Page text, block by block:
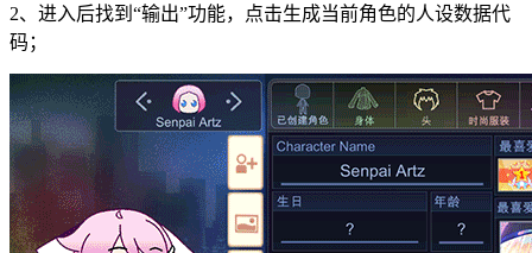
2、进入后找到“输出”功能，点击生成当前角色的人设数据代
码；